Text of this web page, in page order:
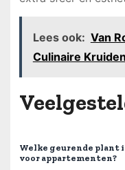
Lees ook: Van
Culinaire
Welke geurende plant
voor appartementen?